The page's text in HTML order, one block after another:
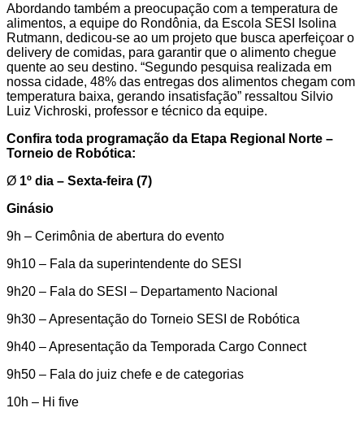
Abordando também a preocupação com a temperatura de
alimentos, a equipe do Rondônia, da Escola SESI Isolina
Rutmann, dedicou-se ao um projeto que busca aperfeiçoar o
delivery de comidas, para garantir que o alimento chegue
quente ao seu destino. “Segundo pesquisa realizada em
nossa cidade, 48% das entregas dos alimentos chegam com
temperatura baixa, gerando insatisfação” ressaltou Silvio
Luiz Vichroski, professor e técnico da equipe.
Confira toda programação da Etapa Regional Norte –
Torneio de Robótica:
Ø 1º dia – Sexta-feira (7)
Ginásio
9h – Cerimônia de abertura do evento
9h10 – Fala da superintendente do SESI
9h20 – Fala do SESI – Departamento Nacional
9h30 – Apresentação do Torneio SESI de Robótica
9h40 – Apresentação da Temporada Cargo Connect
9h50 – Fala do juiz chefe e de categorias
10h – Hi five